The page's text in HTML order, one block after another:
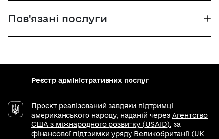
Пов'язані послуги
Реєстр адміністративних послуг
Проєкт реалізований завдяки підтримці
американського народу, наданій через Агентство
США з міжнародного розвитку (USAID), за
фінансової підтримки уряду Великобританії (UK